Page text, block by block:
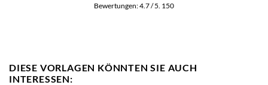
Bewertungen:4.7/ 5. 150
DIESE VORLAGEN KÖNNTEN SIE AUCH
INTERESSEN: